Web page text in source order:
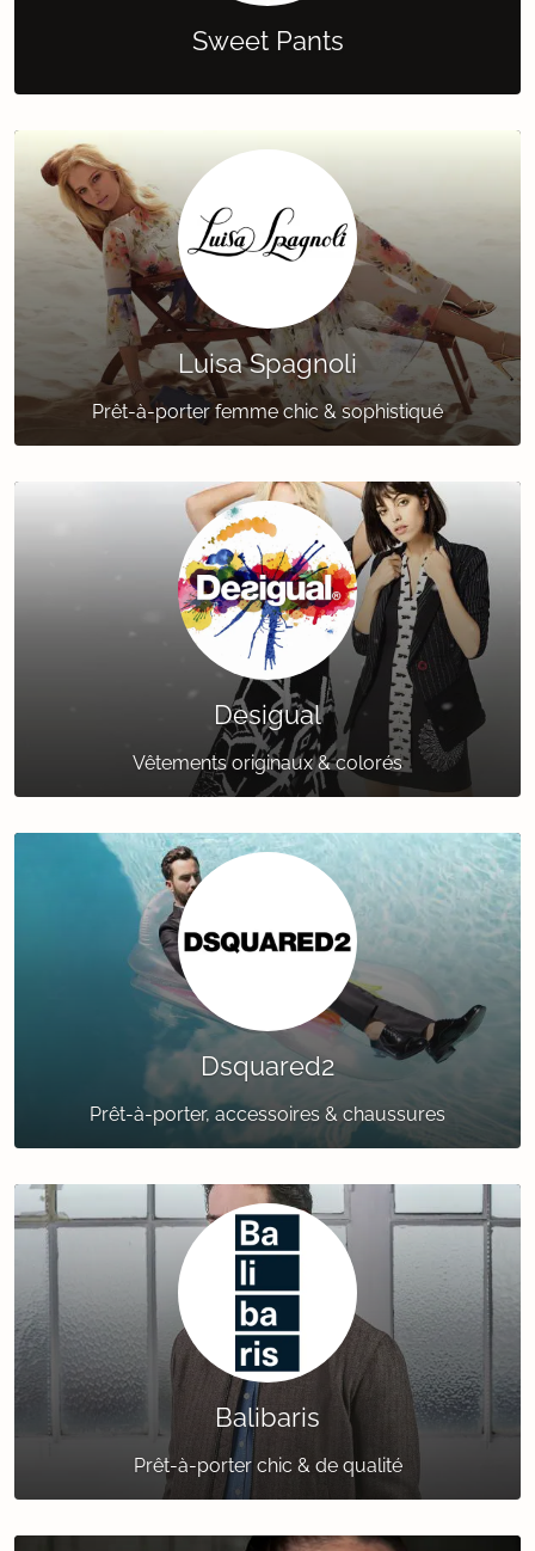
Sweet Pants
Luisa Spagnoli
Prêt-à-porter femme chic & sophistiqué
Desigual
Vêtements originaux & colorés
Dsquared2
Prêt-à-porter, accessoires & chaussures
Balibaris
Prêt-à-porter chic & de qualité